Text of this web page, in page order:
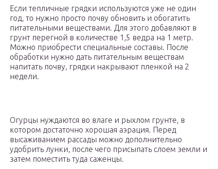
Если тепличные грядки используются уже не один
год, то нужно просто почву обновить и обогатить
питательными веществами. Для этого добавляют в
грунт перегной в количестве 1,5 ведра на 1 метр.
Можно приобрести специальные составы. После
обработки нужно дать питательным веществам
напитать почву, грядки накрывают пленкой на 2
недели.
Огурцы нуждаются во влаге и рыхлом грунте, в
котором достаточно хорошая аэрация. Перед
высаживанием рассады можно дополнительно
удобрить лунки, после чего присыпать слоем земли и
затем поместить туда саженцы.